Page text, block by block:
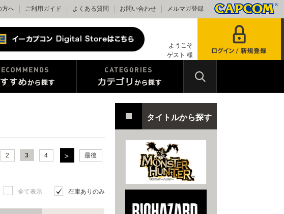
方へ ご利用ガイド よくある質問 お問い合わせ メルマガ登録
ようこそ
ゲスト 様
2 3 4 最後
全て表示 在庫ありのみ
タイトルから探す